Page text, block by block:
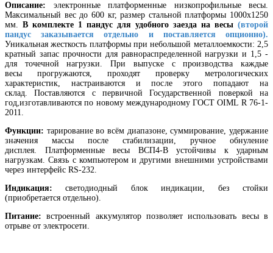
Описание: электронные платформенные низкопрофильные весы.
Максимальный вес до 600 кг, размер стальной платформы 1000х1250
мм. В комплекте 1 пандус для удобного заезда на весы (второй
пандус заказывается отдельно и поставляется опционно).
Уникальная жесткость платформы при небольшой металлоемкости: 2,5
кратный запас прочности для равнораспределенной нагрузки и 1,5 -
для точечной нагрузки. При выпуске с производства каждые
весы прогружаются, проходят проверку метрологических
характеристик, настраиваются и после этого попадают на
склад. Поставляются с первичной Государственной поверкой на
год,изготавливаются по новому международному ГОСТ OIML R 76-1-
2011.
Функции: тарирование во всём диапазоне, суммирование, удержание
значения массы после стабилизации, ручное обнуление
дисплея. Платформенные весы ВСП4-В устойчивы к ударным
нагрузкам. Связь с компьютером и другими внешними устройствами
через интерфейс RS-232.
Индикация:светодиодный блок индикации, без стойки
(приобретается отдельно).
Питание:встроенный аккумулятор позволяет использовать весы в
отрыве от электросети.